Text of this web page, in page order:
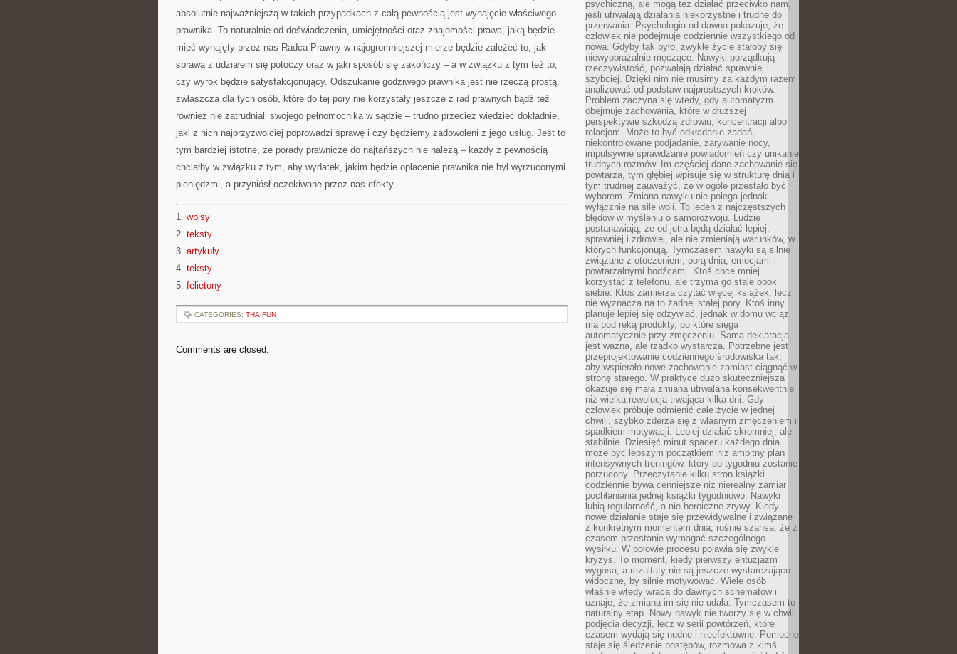
absolutnie najważniejszą w takich przypadkach z całą pewnością jest wynajęcie właściwego
prawnika. To naturalnie od doświadczenia, umiejętności oraz znajomości prawa, jaką będzie
mieć wynajęty przez nas Radca Prawny w najogromniejszej mierze będzie zależeć to, jak
sprawa z udziałem się potoczy oraz w jaki sposób się zakończy – a w związku z tym też to,
czy wyrok będzie satysfakcjonujący. Odszukanie godziwego prawnika jest nie rzeczą prostą,
zwłaszcza dla tych osób, które do tej pory nie korzystały jeszcze z rad prawnych bądź też
również nie zatrudniali swojego pełnomocnika w sądzie – trudno przecież wiedzieć dokładnie,
jaki z nich najprzyzwoiciej poprowadzi sprawę i czy będziemy zadowoleni z jego usług. Jest to
tym bardziej istotne, że porady prawnicze do najtańszych nie należą – każdy z pewnością
chciałby w związku z tym, aby wydatek, jakim będzie opłacenie prawnika nie był wyrzuconymi
pieniędzmi, a przyniósł oczekiwane przez nas efekty.
1. wpisy
2. teksty
3. artykuly
4. teksty
5. felietony
CATEGORIES: THAIFUN
Comments are closed.
psychiczną, ale mogą też działać przeciwko nam,
jeśli utrwalają działania niekorzystne i trudne do
przerwania. Psychologia od dawna pokazuje, że
człowiek nie podejmuje codziennie wszystkiego od
nowa. Gdyby tak było, zwykłe życie stałoby się
niewyobrażalnie męczące. Nawyki porządkują
rzeczywistość, pozwalają działać sprawniej i
szybciej. Dzięki nim nie musimy za każdym razem
analizować od podstaw najprostszych kroków.
Problem zaczyna się wtedy, gdy automatyzm
obejmuje zachowania, które w dłuższej
perspektywie szkodzą zdrowiu, koncentracji albo
relacjom. Może to być odkładanie zadań,
niekontrolowane podjadanie, zarywanie nocy,
impulsywne sprawdzanie powiadomień czy unikanie
trudnych rozmów. Im częściej dane zachowanie się
powtarza, tym głębiej wpisuje się w strukturę dnia i
tym trudniej zauważyć, że w ogóle przestało być
wyborem. Zmiana nawyku nie polega jednak
wyłącznie na sile woli. To jeden z najczęstszych
błędów w myśleniu o samorozwoju. Ludzie
postanawiają, że od jutra będą działać lepiej,
sprawniej i zdrowiej, ale nie zmieniają warunków, w
których funkcjonują. Tymczasem nawyki są silnie
związane z otoczeniem, porą dnia, emocjami i
powtarzalnymi bodźcami. Ktoś chce mniej
korzystać z telefonu, ale trzyma go stale obok
siebie. Ktoś zamierza czytać więcej książek, lecz
nie wyznacza na to żadnej stałej pory. Ktoś inny
planuje lepiej się odżywiać, jednak w domu wciąż
ma pod ręką produkty, po które sięga
automatycznie przy zmęczeniu. Sama deklaracja
jest ważna, ale rzadko wystarcza. Potrzebne jest
przeprojektowanie codziennego środowiska tak,
aby wspierało nowe zachowanie zamiast ciągnąć w
stronę starego. W praktyce dużo skuteczniejsza
okazuje się mała zmiana utrwalana konsekwentnie
niż wielka rewolucja trwająca kilka dni. Gdy
człowiek próbuje odmienić całe życie w jednej
chwili, szybko zderza się z własnym zmęczeniem i
spadkiem motywacji. Lepiej działać skromniej, ale
stabilnie. Dziesięć minut spaceru każdego dnia
może być lepszym początkiem niż ambitny plan
intensywnych treningów, który po tygodniu zostanie
porzucony. Przeczytanie kilku stron książki
codziennie bywa cenniejsze niż nierealny zamiar
pochłaniania jednej książki tygodniowo. Nawyki
lubią regularność, a nie heroiczne zrywy. Kiedy
nowe działanie staje się przewidywalne i związane
z konkretnym momentem dnia, rośnie szansa, że z
czasem przestanie wymagać szczególnego
wysiłku. W połowie procesu pojawia się zwykle
kryzys. To moment, kiedy pierwszy entuzjazm
wygasa, a rezultaty nie są jeszcze wystarczająco
widoczne, by silnie motywować. Wiele osób
właśnie wtedy wraca do dawnych schematów i
uznaje, że zmiana im się nie udała. Tymczasem to
naturalny etap. Nowy nawyk nie tworzy się w chwili
podjęcia decyzji, lecz w serii powtórzeń, które
czasem wydają się nudne i nieefektowne. Pomocne
staje się śledzenie postępów, rozmowa z kimś